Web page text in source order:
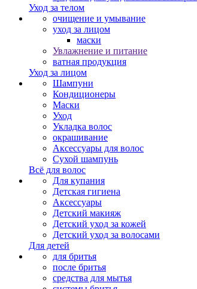
Уход за телом
очищение и умывание
уход за лицом
маски
Увлажнение и питание
ватная продукция
Уход за лицом
Шампуни
Кондиционеры
Маски
Уход
Укладка волос
окрашивание
Аксессуары для волос
Сухой шампунь
Всё для волос
Для купания
Детская гигиена
Аксессуары
Детский макияж
Детский уход за кожей
Детский уход за волосами
Для детей
для бритья
после бритья
средства для мытья